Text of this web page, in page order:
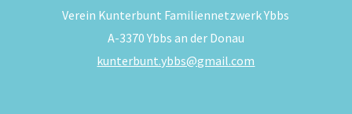
Verein Kunterbunt Familiennetzwerk Ybbs
A-3370 Ybbs an der Donau
kunterbunt.ybbs@gmail.com